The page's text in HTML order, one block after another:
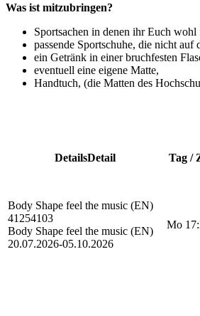
Was ist mitzubringen?
Sportsachen in denen ihr Euch wohl
passende Sportschuhe, die nicht
ein Getränk in einer bruchfesten
eventuell eine eigene Matte,
Handtuch, (die Matten des
DetailsDetail Tag /
Body Shape feel the music (EN)
41254103
Body Shape feel the music (EN)
20.07.2026-05.10.2026
Mo